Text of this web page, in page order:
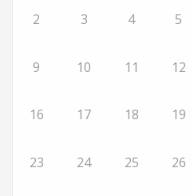
2 3 4 5
9 10 11 12
16 17 18 19
23 24 25 26